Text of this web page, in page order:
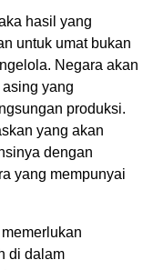
hasil yang
untuk umat bukan
Negara akan
yang
produksi.
yang akan
dengan
yang mempunyai
di dalam